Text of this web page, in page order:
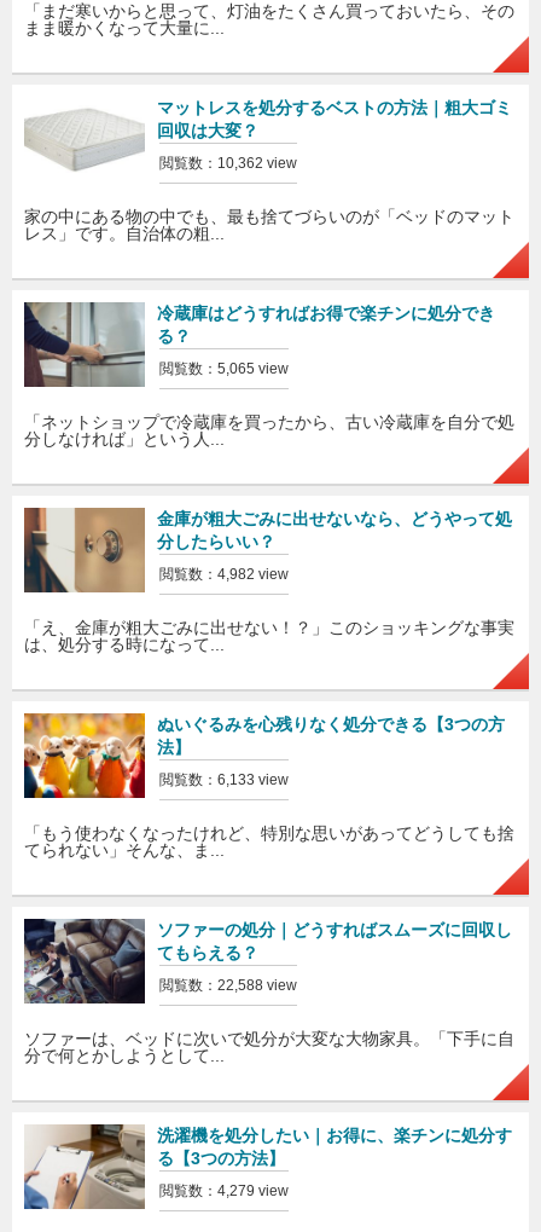
「まだ寒いからと思って、灯油をたくさん買っておいたら、その
まま暖かくなって大量に...
マットレスを処分するベストの方法｜粗大ゴミ
回収は大変？
閲覧数：10,362 view
家の中にある物の中でも、最も捨てづらいのが「ベッドのマット
レス」です。自治体の粗...
冷蔵庫はどうすればお得で楽チンに処分でき
る？
閲覧数：5,065 view
「ネットショップで冷蔵庫を買ったから、古い冷蔵庫を自分で処
分しなければ」という人...
金庫が粗大ごみに出せないなら、どうやって処
分したらいい？
閲覧数：4,982 view
「え、金庫が粗大ごみに出せない！？」このショッキングな事実
は、処分する時になって...
ぬいぐるみを心残りなく処分できる【3つの方
法】
閲覧数：6,133 view
「もう使わなくなったけれど、特別な思いがあってどうしても捨
てられない」そんな、ま...
ソファーの処分｜どうすればスムーズに回収し
てもらえる？
閲覧数：22,588 view
ソファーは、ベッドに次いで処分が大変な大物家具。「下手に自
分で何とかしようとして...
洗濯機を処分したい｜お得に、楽チンに処分す
る【3つの方法】
閲覧数：4,279 view